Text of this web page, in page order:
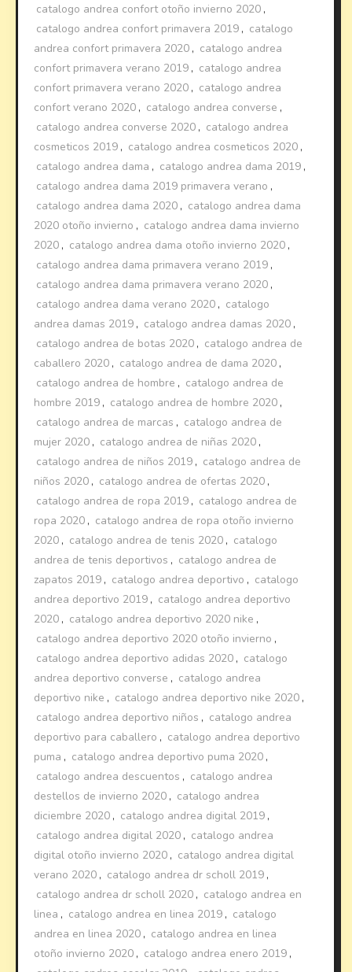
catalogo andrea confort otoño invierno 2020 ,
catalogo andrea confort primavera 2019 , catalogo
andrea confort primavera 2020 , catalogo andrea
confort primavera verano 2019 , catalogo andrea
confort primavera verano 2020 , catalogo andrea
confort verano 2020 , catalogo andrea converse ,
catalogo andrea converse 2020 , catalogo andrea
cosmeticos 2019 , catalogo andrea cosmeticos 2020 ,
catalogo andrea dama , catalogo andrea dama 2019 ,
catalogo andrea dama 2019 primavera verano ,
catalogo andrea dama 2020 , catalogo andrea dama
2020 otoño invierno , catalogo andrea dama invierno
2020 , catalogo andrea dama otoño invierno 2020 ,
catalogo andrea dama primavera verano 2019 ,
catalogo andrea dama primavera verano 2020 ,
catalogo andrea dama verano 2020 , catalogo
andrea damas 2019 , catalogo andrea damas 2020 ,
catalogo andrea de botas 2020 , catalogo andrea de
caballero 2020 , catalogo andrea de dama 2020 ,
catalogo andrea de hombre , catalogo andrea de
hombre 2019 , catalogo andrea de hombre 2020 ,
catalogo andrea de marcas , catalogo andrea de
mujer 2020 , catalogo andrea de niñas 2020 ,
catalogo andrea de niños 2019 , catalogo andrea de
niños 2020 , catalogo andrea de ofertas 2020 ,
catalogo andrea de ropa 2019 , catalogo andrea de
ropa 2020 , catalogo andrea de ropa otoño invierno
2020 , catalogo andrea de tenis 2020 , catalogo
andrea de tenis deportivos , catalogo andrea de
zapatos 2019 , catalogo andrea deportivo , catalogo
andrea deportivo 2019 , catalogo andrea deportivo
2020 , catalogo andrea deportivo 2020 nike ,
catalogo andrea deportivo 2020 otoño invierno ,
catalogo andrea deportivo adidas 2020 , catalogo
andrea deportivo converse , catalogo andrea
deportivo nike , catalogo andrea deportivo nike 2020 ,
catalogo andrea deportivo niños , catalogo andrea
deportivo para caballero , catalogo andrea deportivo
puma , catalogo andrea deportivo puma 2020 ,
catalogo andrea descuentos , catalogo andrea
destellos de invierno 2020 , catalogo andrea
diciembre 2020 , catalogo andrea digital 2019 ,
catalogo andrea digital 2020 , catalogo andrea
digital otoño invierno 2020 , catalogo andrea digital
verano 2020 , catalogo andrea dr scholl 2019 ,
catalogo andrea dr scholl 2020 , catalogo andrea en
linea , catalogo andrea en linea 2019 , catalogo
andrea en linea 2020 , catalogo andrea en linea
otoño invierno 2020 , catalogo andrea enero 2019 ,